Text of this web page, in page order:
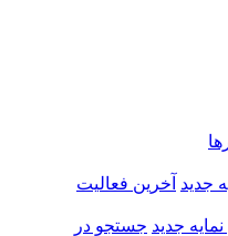
جدید آخرین فعالیت
جدید جستجو در